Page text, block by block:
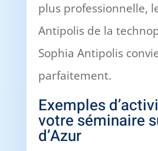
plus professionnelle,
Antipolis de la
Sophia Antipolis
parfaitement.
Exemples
votre séminaire
d’Azur